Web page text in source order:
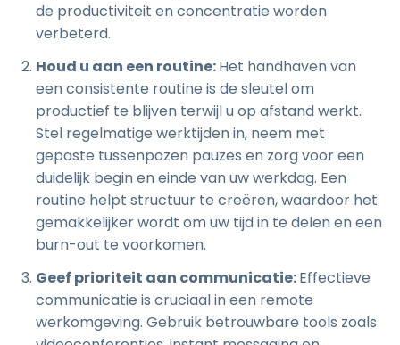
de productiviteit en concentratie worden
verbeterd.
Houd u aan een routine:Het handhaven van
een consistente routine is de sleutel om
productief te blijven terwijl u op afstand werkt.
Stel regelmatige werktijden in, neem met
gepaste tussenpozen pauzes en zorg voor een
duidelijk begin en einde van uw werkdag. Een
routine helpt structuur te creëren, waardoor het
gemakkelijker wordt om uw tijd in te delen en een
burn-out te voorkomen.
Geef prioriteit aan communicatie:Effectieve
communicatie is cruciaal in een remote
werkomgeving. Gebruik betrouwbare tools zoals